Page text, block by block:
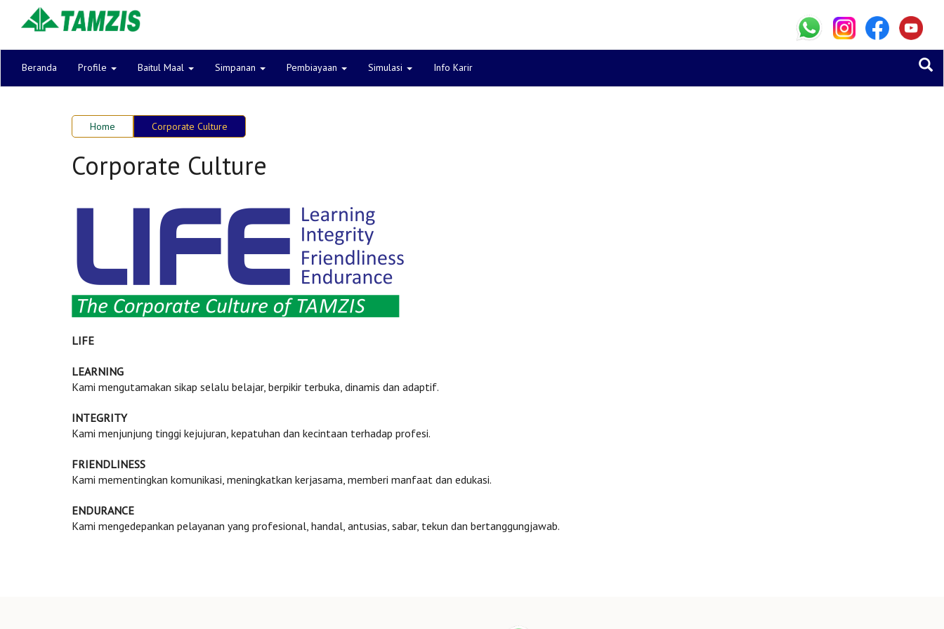
Beranda Profile Baitul Maal Simpanan Pembiayaan Simulasi Info Karir
Home Corporate Culture
Corporate Culture
LIFE
LEARNING
Kami mengutamakan sikap selalu belajar, berpikir terbuka, dinamis dan adaptif.
INTEGRITY
Kami menjunjung tinggi kejujuran, kepatuhan dan kecintaan terhadap profesi.
FRIENDLINESS
Kami mementingkan komunikasi, meningkatkan kerjasama, memberi manfaat dan edukasi.
ENDURANCE
Kami mengedepankan pelayanan yang profesional, handal, antusias, sabar, tekun dan bertanggungjawab.